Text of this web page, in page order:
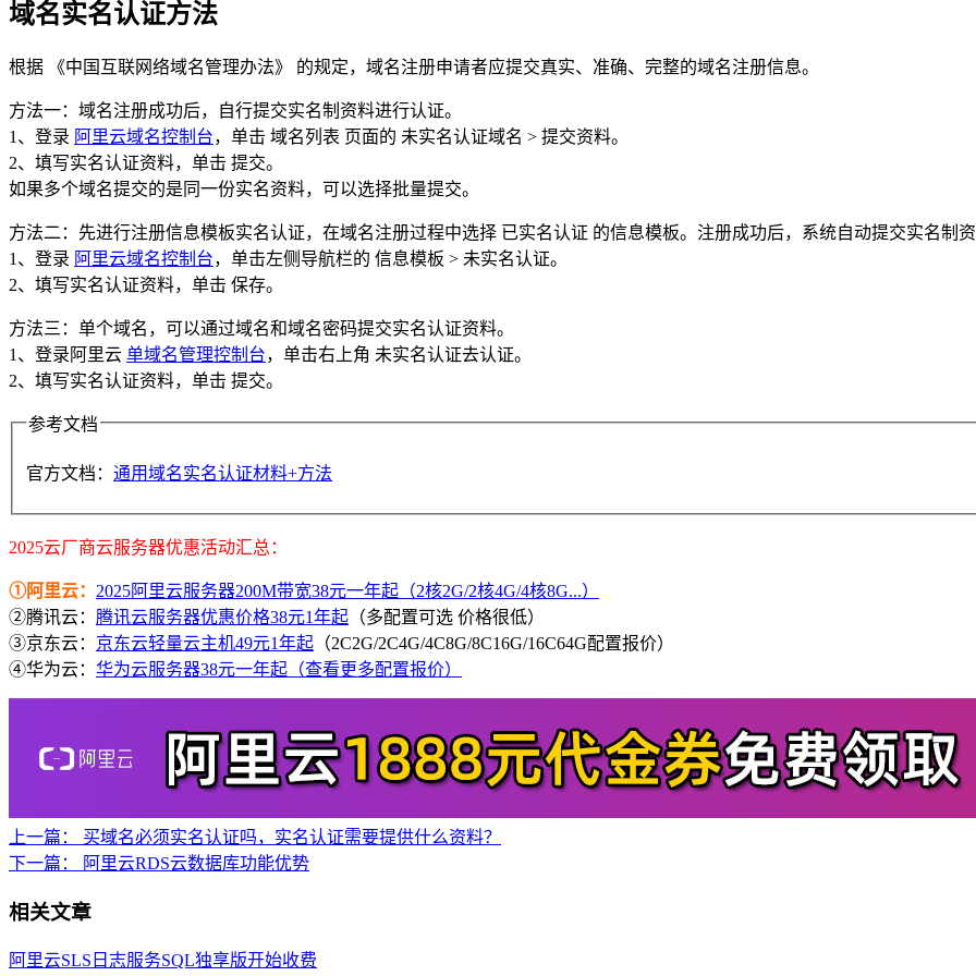
域名实名认证方法
根据 《中国互联网络域名管理办法》 的规定，域名注册申请者应提交真实、准确、完整的域名注册信息。
方法一：域名注册成功后，自行提交实名制资料进行认证。
1、登录 阿里云域名控制台，单击 域名列表 页面的 未实名认证域名 > 提交资料。
2、填写实名认证资料，单击 提交。
如果多个域名提交的是同一份实名资料，可以选择批量提交。
方法二：先进行注册信息模板实名认证，在域名注册过程中选择 已实名认证 的信息模板。注册成功后，系统自动提交实名制资
1、登录 阿里云域名控制台，单击左侧导航栏的 信息模板 > 未实名认证。
2、填写实名认证资料，单击 保存。
方法三：单个域名，可以通过域名和域名密码提交实名认证资料。
1、登录阿里云 单域名管理控制台，单击右上角 未实名认证去认证。
2、填写实名认证资料，单击 提交。
参考文档
官方文档： 通用域名实名认证材料+方法
2025云厂商云服务器优惠活动汇总：
①阿里云： 2025阿里云服务器200M带宽38元一年起（2核2G/2核4G/4核8G...）
②腾讯云： 腾讯云服务器优惠价格38元1年起 （多配置可选 价格很低）
③京东云： 京东云轻量云主机49元1年起 （2C2G/2C4G/4C8G/8C16G/16C64G配置报价）
④华为云： 华为云服务器38元一年起（查看更多配置报价）
上一篇：
买域名必须实名认证吗，实名认证需要提供什么资料？
下一篇：
阿里云RDS云数据库功能优势
相关文章
阿里云SLS日志服务SQL独享版开始收费